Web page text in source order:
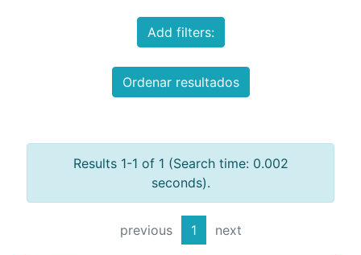
Add filters:
Ordenar resultados
Results 1-1 of 1 (Search time: 0.002
seconds).
previous 1 next